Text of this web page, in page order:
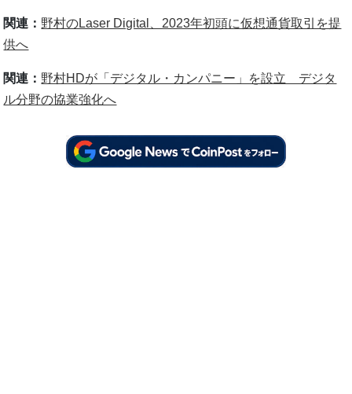
関連： 野村のLaser Digital、2023年初頭に仮想通貨取引を提
供へ
関連： 野村HDが「デジタル・カンパニー」を設立 デジタ
ル分野の協業強化へ